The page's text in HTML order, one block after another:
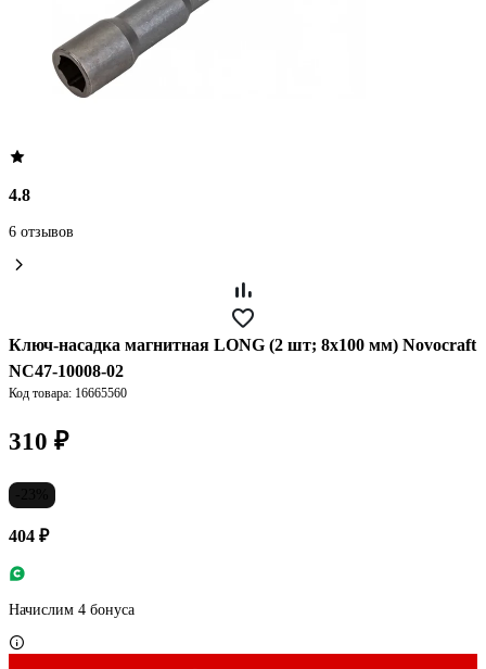
4.8
6 отзывов
Ключ-насадка магнитная LONG (2 шт; 8х100 мм) Novocraft
NC47-10008-02
Код товара: 16665560
310 ₽
404 ₽
Начислим 4 бонуса